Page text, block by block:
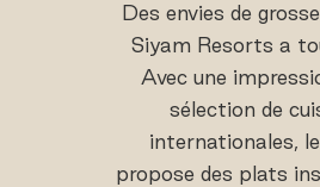
Des envies de
Siyam Resorts a
Avec une
sélection de
internationales,
propose des plats